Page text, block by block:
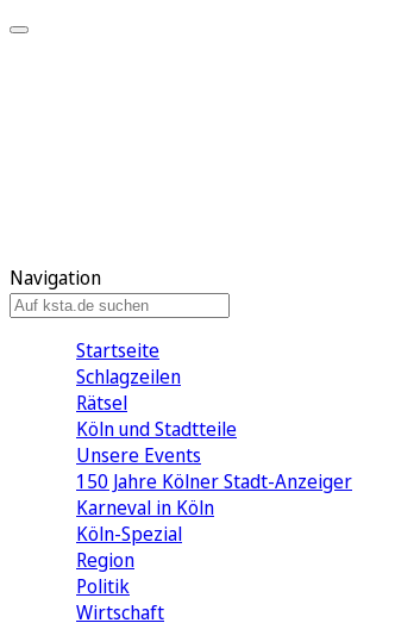
Navigation
Startseite
Schlagzeilen
Rätsel
Köln und Stadtteile
Unsere Events
150 Jahre Kölner Stadt-Anzeiger
Karneval in Köln
Köln-Spezial
Region
Politik
Wirtschaft